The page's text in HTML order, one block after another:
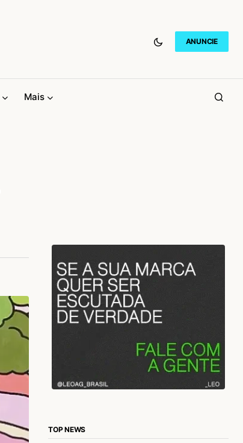
ANUNCIE
Mais
TOP NEWS